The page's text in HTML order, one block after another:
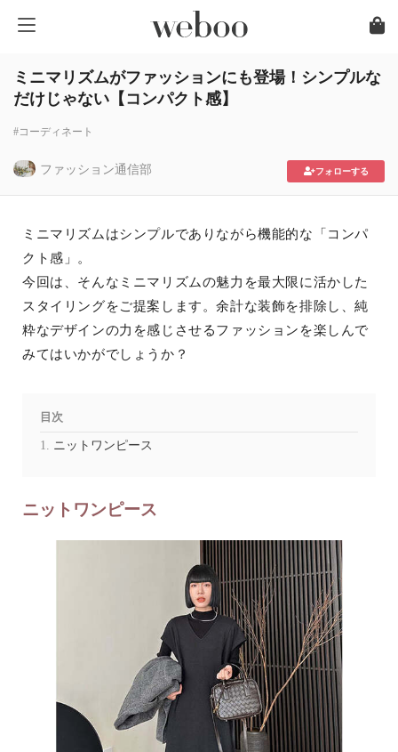
ミニマリズムがファッションにも登場！シンプルな
だけじゃない【コンパクト感】
#コーディネート
ファッション通信部 フォローする
ミニマリズムはシンプルでありながら機能的な「コンパ
クト感」。
今回は、そんなミニマリズムの魅力を最大限に活かした
スタイリングをご提案します。余計な装飾を排除し、純
粋なデザインの力を感じさせるファッションを楽しんで
みてはいかがでしょうか？
目次
ニットワンピース
ニットワンピース